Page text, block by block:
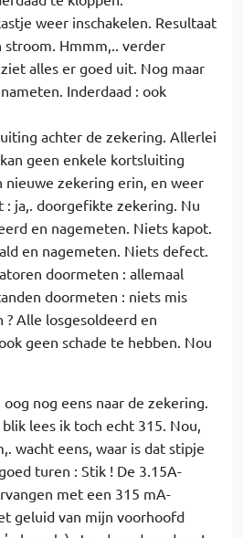
weer inschakelen. Resultaat
stroom. Hmmm,.. verder
alles er goed uit. Nog maar
Inderdaad : ook
achter de zekering. Allerlei
geen enkele kortsluiting
nieuwe zekering erin, en weer
: ja,. doorgefikte zekering. Nu
en nagemeten. Niets kapot.
en nagemeten. Niets defect.
doormeten : allemaal
doormeten : niets mis
? Alle losgesoldeerd en
geen schade te hebben. Nou
nog eens naar de zekering.
lees ik toch echt 315. Nou,
wacht eens, waar is dat stipje
turen : Stik ! De 3.15A-
met een 315 mA-
geluid van mijn voorhoofd